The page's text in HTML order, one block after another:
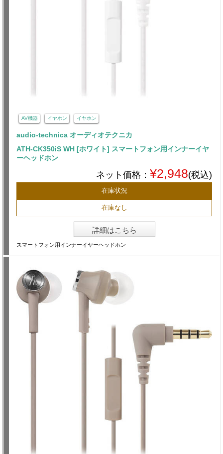
AV機器 イヤホン イヤホン
audio-technica オーディオテクニカ
ATH-CK350iS WH [ホワイト] スマートフォン用インナーイヤ
ーヘッドホン
ネット価格： ¥2,948(税込)
在庫状況
在庫なし
詳細はこちら
スマートフォン用インナーイヤーヘッドホン